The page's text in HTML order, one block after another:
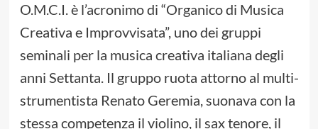
O.M.C.I. è l’acronimo di “Organico di Musica
Creativa e Improvvisata”, uno dei gruppi
seminali per la musica creativa italiana degli
anni Settanta. Il gruppo ruota attorno al multi-
strumentista Renato Geremia, suonava con la
stessa competenza il violino, il sax tenore, il